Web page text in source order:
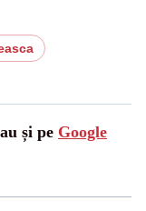
și pe Google